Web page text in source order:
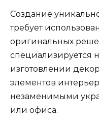
Создание
требует
оригинальных
специализируется
изготовлении
элементов
незаменимыми
или офиса.